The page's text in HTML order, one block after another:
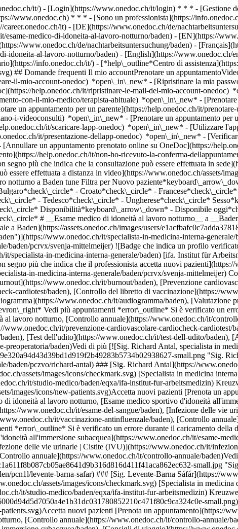
it/) - [Login](https://www.onedoc.ch/it/login) * * * - [Gestione
www.onedoc.ch) * * * - [Sono un professionista](https://
it) - [DE](https://www.onedoc.ch/de/
medico-di-idoneita-al-lavoro-notturno/baden) - [EN](https://
www.onedoc.ch/de/nachtarbeitsuntersuchung/baden) -
idoneita-al-lavoro-notturno/baden) - [English](https://www.onedoc.ch/
info.onedoc.ch/it/) - [*help\_outline*Centro di
## Domande frequenti Il mio accountPrenotare un
il-mio-account-onedoc) *open\_in\_new* - [Ripristinare la mia
help.onedoc.ch/it/ripristinare-le-mail-del-mio-account-onedoc)
con-il-mio-medico/terapista-abituale) *open\_in\_new* -
un appuntamento per un parente](https://help.onedoc.ch/it/
i-videoconsulti) *open\_in\_new* - [Prenotare un appuntamento per
it/scaricare-lapp-onedoc) *open\_in\_new* - [Utilizzare
it/presentazione-dellapp-onedoc) *open\_in\_new* - [Verificare se un appuntamento è confermato](https://help.onedoc.ch/it/verificare-se-un-appuntamento-%C3%A8-confermato) *open\_in\_new* - [Annullare un appuntamento prenotato online su OneDoc](https://help.onedoc.ch/it/annullare-un-appuntamento-prenotato-online-su-onedoc) *open\_in\_new* - [Non ho ricevuto la conferma dell'appuntamento](https://help.onedoc.ch/it/non-ho-ricevuto-la-conferma-dellappuntamento) *open\_in\_new* [Vedi tutti i nostri articoli *open\_in\_new*](https://help.onedoc.ch/it/) close ## Modifica la ricerca ![Casa con segno più che indica che la consultazione può essere effettuata in sede](https://www.onedoc.ch/assets/images/icons/on-site.svg) In loco ![Fotocamera con simbolo play che indica che la consultazione può essere effettuata a distanza in video](https://www.onedoc.ch/assets/images/icons/remote.svg) A distanza Cerca #### Specialità #### Professionisti #### Istituti edit Esame medico di idoneità al lavoro notturno a Baden tune Filtra per Nuovo paziente*keyboard\_arrow\_down* - Accettato*check\_circle* Lingua parlata*keyboard\_arrow\_down* - Bosniaco*check\_circle* - Bulgaro*check\_circle* - Croato*check\_circle* - Francese*check\_circle* - Inglese*check\_circle* - Italiano*check\_circle* -